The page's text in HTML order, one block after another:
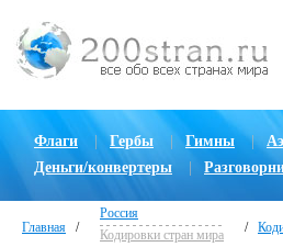
Флаги Гербы Гимны |
Деньги/конвертеры
Главная /
Россия
Кодировки стран мира
/